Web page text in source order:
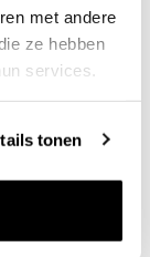
met andere
ze hebben
services.
tonen
En
hun
een
vastleggen
moet
de factor